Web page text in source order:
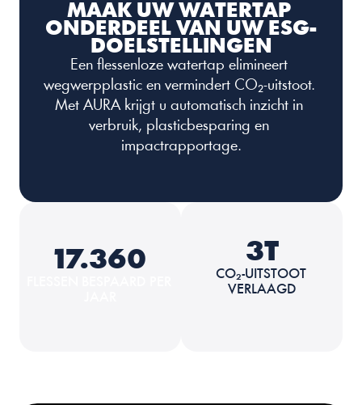
MAAK UW WATERTAP
ONDERDEEL VAN UW ESG-
DOELSTELLINGEN
Een flessenloze watertap elimineert
wegwerpplastic en vermindert CO₂-uitstoot.
Met AURA krijgt u automatisch inzicht in
verbruik, plasticbesparing en
impactrapportage.
17.360 3T
CO₂-UITSTOOT
VERLAAGD